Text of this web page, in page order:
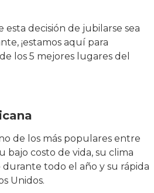
decisión de jubilarse sea
¡estamos aquí para
los 5 mejores lugares del
de los más populares entre
bajo costo de vida, su clima
todo el año y su rápida
Unidos.